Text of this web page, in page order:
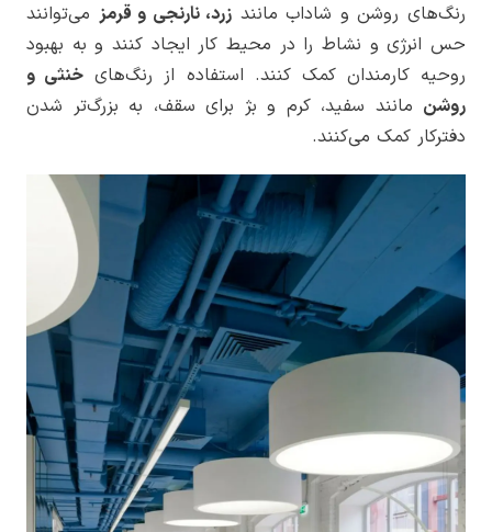
رنگ‌های روشن و شاداب مانند زرد، نارنجی و قرمز می‌توانند
حس انرژی و نشاط را در محیط کار ایجاد کنند و به بهبود
روحیه کارمندان کمک کنند. استفاده از رنگ‌های خنثی و
روشن مانند سفید، کرم و بژ برای سقف، به بزرگ‌تر شدن
دفترکار کمک می‌کنند.